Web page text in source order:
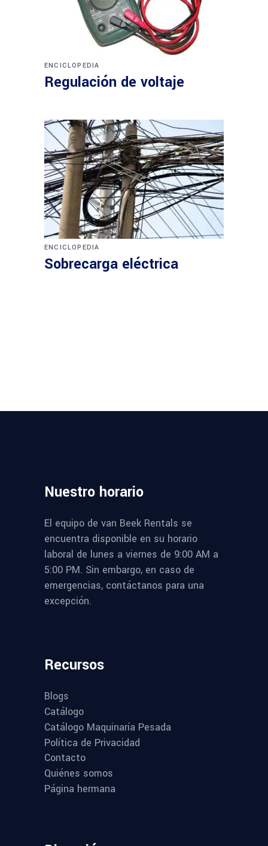
ENCICLOPEDIA
Regulación de voltaje
ENCICLOPEDIA
Sobrecarga eléctrica
Nuestro horario
El equipo de van Beek Rentals se
encuentra disponible en su horario
laboral de lunes a viernes de 9:00 AM a
5:00 PM. Sin embargo, en caso de
emergencias, contáctanos para una
excepción.
Recursos
Blogs
Catálogo
Catálogo Maquinaría Pesada
Política de Privacidad
Contacto
Quiénes somos
Página hermana